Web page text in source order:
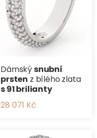
Dámskýsnubní
prsten z bílého zlata
s 91 brilianty
28 071 Kč